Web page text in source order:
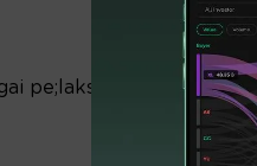
pe;laksana penjamin